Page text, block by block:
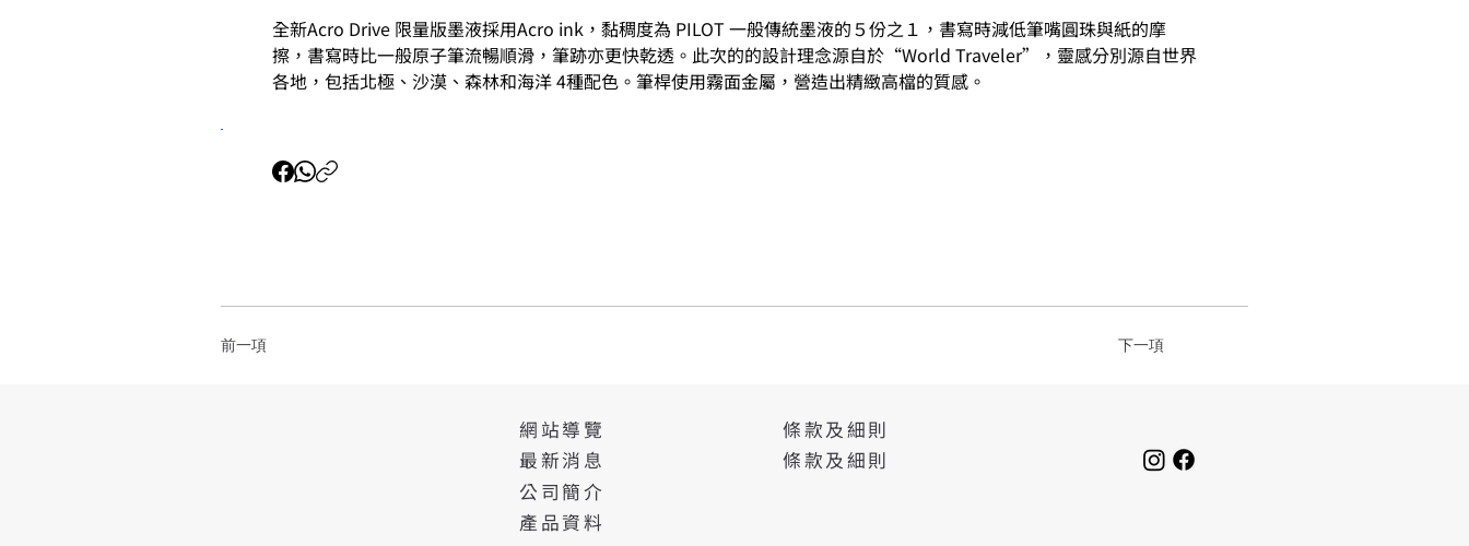
全新Acro Drive 限量版墨液採用Acro ink，黏稠度為 PILOT 一般傳統墨液的５份之１，書寫時減低筆嘴圓珠與紙的摩
擦，書寫時比一般原子筆流暢順滑，筆跡亦更快乾透。此次的的設計理念源自於“World Traveler”，靈感分別源自世界
各地，包括北極、沙漠、森林和海洋 4種配色。筆桿使用霧面金屬，營造出精緻高檔的質感。
前一項 下一項
網站導覽
最新消息
公司簡介
產品資料
條款及細則
條款及細則